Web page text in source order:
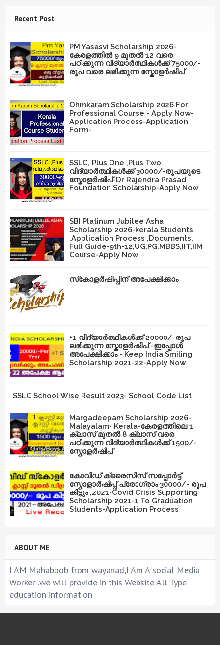
Recent Post
PM Yasasvi Scholarship 2026-
കേരളത്തിൽ 9 മുതൽ 12 വരെ
പഠിക്കുന്ന വിദ്യാർത്ഥികൾക്ക് 75000/-
രൂപ വരെ ലഭിക്കുന്ന സ്കോളർഷിപ്
Ohmkaram Scholarship 2026 For
Professional Course - Apply Now-
Application Process-Application
Form-
SSLC, Plus One ,Plus Two
വിദ്യാർത്ഥികൾക്ക് 30000/-രൂപയുടെ
സ്കോളർഷിപ്-Dr Rajendra Prasad
Foundation Scholarship-Apply Now
SBI Platinum Jubilee Asha
Scholarship 2026-kerala Students
,Application Process ,Documents,
Full Guide-9th-12,UG,PG,MBBS,IIT,IIM
Course-Apply Now
സ്‌കോളർഷിപ്പിന് അപേക്ഷിക്കാം
+1 വിദ്യാർത്ഥികൾക്ക് 20000/-രൂപ
ലഭിക്കുന്ന സ്കോളർഷിപ് -ഇപ്പോൾ
അപേക്ഷിക്കാം - Keep India Smiling
Scholarship 2021-22-Apply Now
SSLC School Wise Result 2023- School Code List
Margadeepam Scholarship 2026-
Malayalam- Kerala-കേരളത്തിലെ 1
ക്ലാസ് മുതൽ 8 ക്ലാസ് വരെ
പഠിക്കുന്ന വിദ്യാർത്ഥികൾക്ക് 1500/-
സ്കോളർഷിപ്
കോവിഡ് ക്രൈസിസ് സപ്പോർട്ട്
സ്കോളാർഷിപ്പ് പ്രോഗ്രാം 30000/- രൂപ
കിട്ടും ,2021-Covid Crisis Supporting
Scholarship 2021-1 To Graduation
Students-Application Process
ABOUT ME
I AM Mahaboob from wayanad,I Am A social Media
Worker .we will provide in this Website All Type
education information